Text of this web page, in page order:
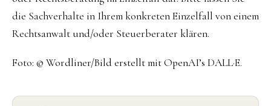
die Sachverhalte in Ihrem konkreten Einzelfall von einem
Rechtsanwalt und/oder Steuerberater klären.
Foto: © Wordliner/Bild erstellt mit OpenAI’s DALL·E.